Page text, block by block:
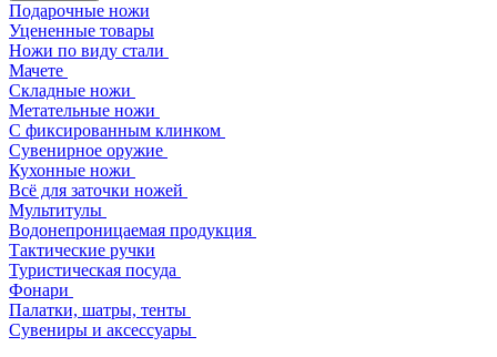
Подарочные ножи
Уцененные товары
Ножи по виду стали
Мачете
Складные ножи
Метательные ножи
С фиксированным клинком
Сувенирное оружие
Кухонные ножи
Всё для заточки ножей
Мультитулы
Водонепроницаемая продукция
Тактические ручки
Туристическая посуда
Фонари
Палатки, шатры, тенты
Сувениры и аксессуары